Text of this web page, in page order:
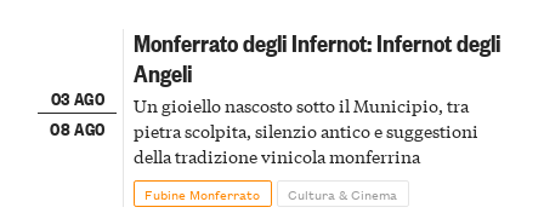
03 AGO
08 AGO
Monferrato degli Infernot: Infernot degli
Angeli
Un gioiello nascosto sotto il Municipio, tra
pietra scolpita, silenzio antico e suggestioni
della tradizione vinicola monferrina
Fubine Monferrato Cultura & Cinema